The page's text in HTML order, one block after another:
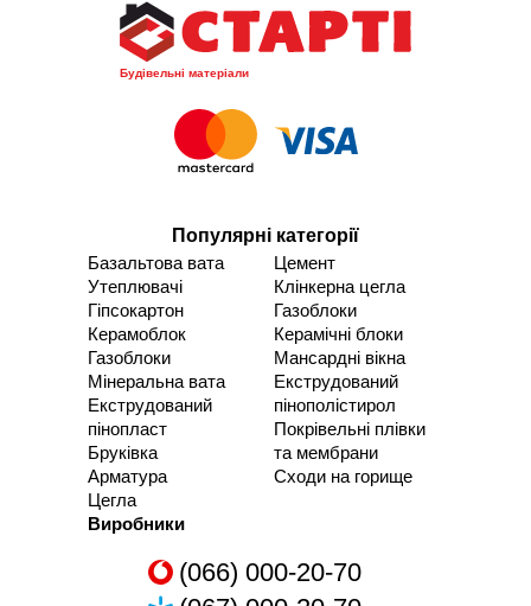
Будівельні матеріали
Популярні категорії
Базальтова вата
Утеплювачі
Гіпсокартон
Керамоблок
Газоблоки
Мінеральна вата
Екструдований
пінопласт
Бруківка
Арматура
Цегла
Цемент
Клінкерна цегла
Газоблоки
Керамічні блоки
Мансардні вікна
Екструдований
пінополістирол
Покрівельні плівки
та мембрани
Сходи на горище
Виробники
(066) 000-20-70